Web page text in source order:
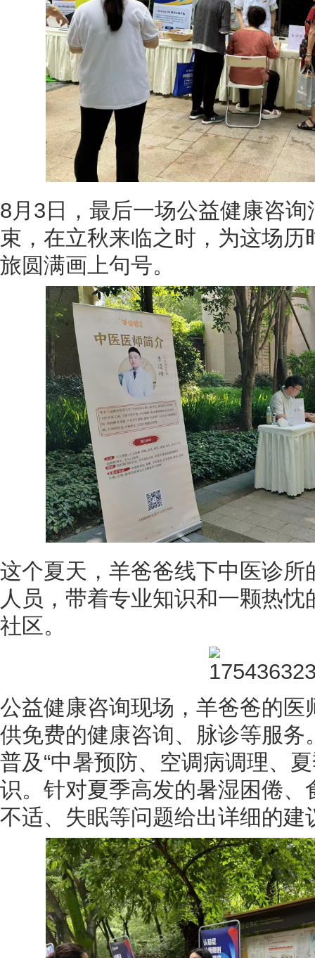
8月3日，最后一场公益健康咨
束，在立秋来临之时，为这场
旅圆满画上句号。
这个夏天，羊爸爸线下中医诊
人员，带着专业知识和一颗热
社区。
公益健康咨询现场，羊爸爸的
供免费的健康咨询、脉诊等服
普及“中暑预防、空调病调理、
识。针对夏季高发的暑湿困倦
不适、失眠等问题给出详细的建